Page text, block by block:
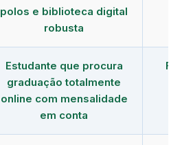
polos e biblioteca digital
robusta
Estudante que procura
graduação totalmente
online com mensalidade
em conta